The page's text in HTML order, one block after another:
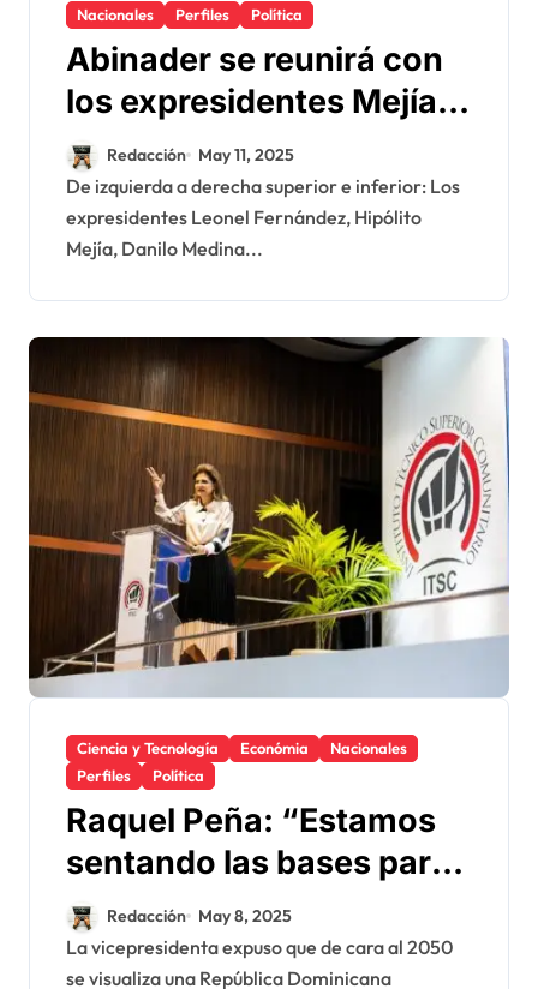
Nacionales Perfiles Política
Abinader se reunirá con
los expresidentes Mejía,
Fernández y Medina el
miércoles 14 de mayo en
el Ministerio de Defensa
Redacción May 11, 2025
De izquierda a derecha superior e inferior: Los
expresidentes Leonel Fernández, Hipólito
Mejía, Danilo Medina...
Ciencia y Tecnología Económia
Nacionales
Perfiles
Política
Raquel Peña: “Estamos
sentando las bases para
una República
Dominicana más
Redacción May 8, 2025
La vicepresidenta expuso que de cara al 2050
se visualiza una República Dominicana